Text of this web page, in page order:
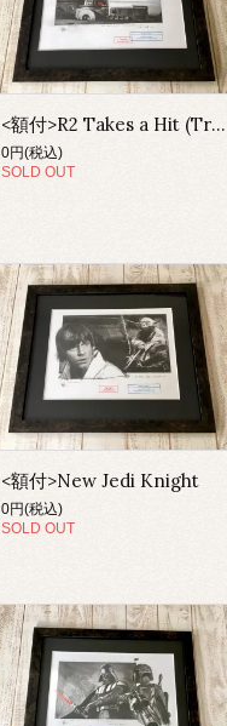
<額付>R2 Takes a Hit (Trench run...A New Hope)
0円(税込)
SOLD OUT
<額付>New Jedi Knight
0円(税込)
SOLD OUT